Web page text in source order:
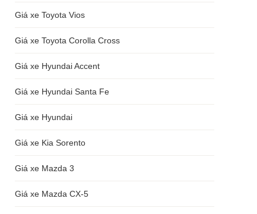
Giá xe Toyota Vios
Giá xe Toyota Corolla Cross
Giá xe Hyundai Accent
Giá xe Hyundai Santa Fe
Giá xe Hyundai
Giá xe Kia Sorento
Giá xe Mazda 3
Giá xe Mazda CX-5